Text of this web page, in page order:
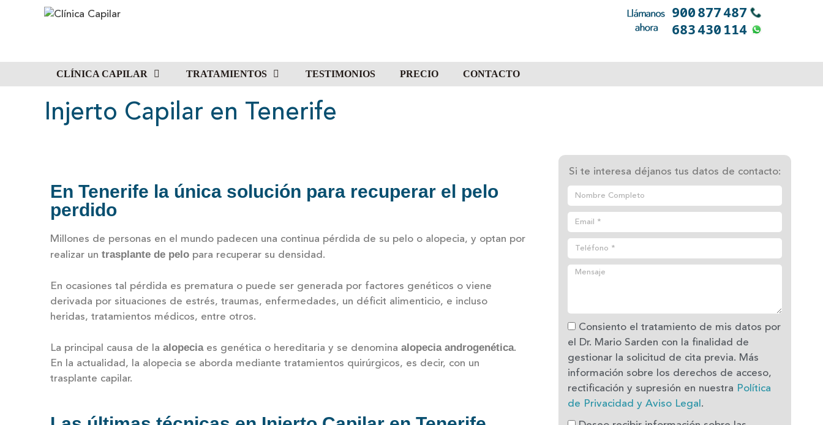
CLÍNICA CAPILAR TRATAMIENTOS TESTIMONIOS PRECIO CONTACTO
Injerto Capilar en Tenerife
En Tenerife la única solución para recuperar el pelo
perdido
Millones de personas en el mundo padecen una continua pérdida de su pelo o alopecia, y optan por
realizar un trasplante de pelo para recuperar su densidad.
En ocasiones tal pérdida es prematura o puede ser generada por factores genéticos o viene
derivada por situaciones de estrés, traumas, enfermedades, un déficit alimenticio, e incluso
heridas, tratamientos médicos, entre otros.
La principal causa de la alopecia es genética o hereditaria y se denomina alopecia androgenética.
En la actualidad, la alopecia se aborda mediante tratamientos quirúrgicos, es decir, con un
trasplante capilar.
Si te interesa déjanos tus datos de contacto:
Consiento el tratamiento de mis datos por
el Dr. Mario Sarden con la finalidad de
gestionar la solicitud de cita previa. Más
información sobre los derechos de acceso,
rectificación y supresión en nuestra Política
de Privacidad y Aviso Legal .